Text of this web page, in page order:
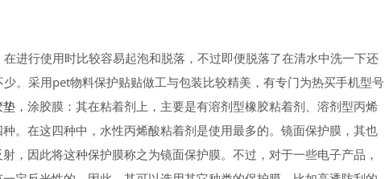
进行使用时比较容易起泡和脱落，不过即便脱落了在清水中洗一下还
。采用pet物料保护贴贴做工与包装比较精美，有专门为热买手机型号
垫 ，涂胶膜：其在粘着剂上，主要是有溶剂型橡胶粘着剂、溶剂型丙烯
。在这四种中，水性丙烯酸粘着剂是使用最多的。镜面保护膜，其也
，因此将这种保护膜称之为镜面保护膜。不过，对于一些电子产品，